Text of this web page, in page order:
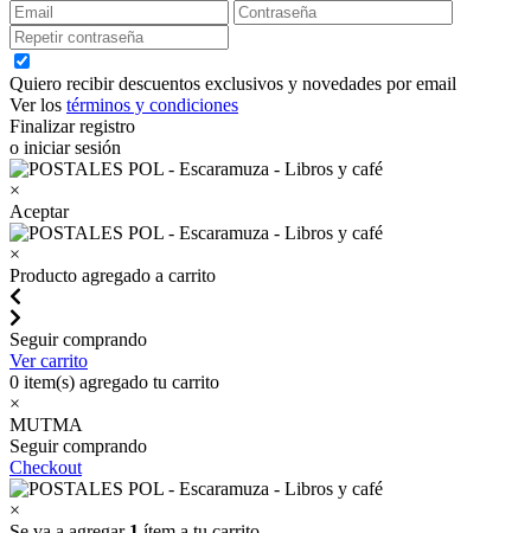
Quiero recibir descuentos exclusivos y novedades por email
Ver los términos y condiciones
Finalizar registro
o iniciar sesión
×
Aceptar
×
Producto agregado a carrito
Seguir comprando
Ver carrito
0 item(s) agregado tu carrito
×
MUTMA
Seguir comprando
Checkout
×